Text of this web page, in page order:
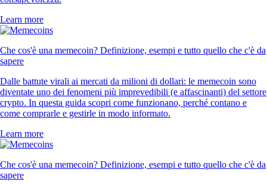
Learn more
Che cos'è una memecoin? Definizione, esempi e tutto quello che c'è da
sapere
Dalle battute virali ai mercati da milioni di dollari: le memecoin sono
diventate uno dei fenomeni più imprevedibili (e affascinanti) del settore
crypto. In questa guida scopri come funzionano, perché contano e
come comprarle e gestirle in modo informato.
Learn more
Che cos'è una memecoin? Definizione, esempi e tutto quello che c'è da
sapere